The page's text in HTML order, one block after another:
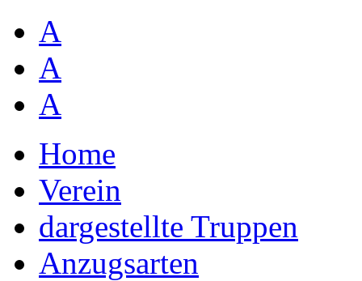
A
A
A
Home
Verein
dargestellte Truppen
Anzugsarten